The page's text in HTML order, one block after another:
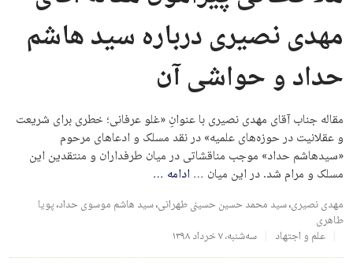
مهدی نصیری درباره سید هاشم
حداد و حواشی آن
مقاله جناب آقای مهدی نصیری با عنوانِ «غلو عرفانی؛ خطری برای شریعت
و عقلانیت در حوزه‌های علمیه» در نقد مسلک و ادعاهای مرحوم
«سیدهاشم حداد» موجب مناقشاتی در میان طرفداران و منتقدین این
مسلک و مرام شد. در این میان …ادامه …
مهدی نصیری،سید محمد حسین حسینی طهرانی،سید هاشم موسوی حداد،پویا
طاهری
علم و اجتهاد
سه‌شنبه، ۷ خرداد ۱۳۹۸